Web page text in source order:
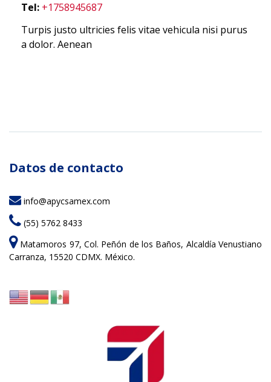
Tel: +1758945687
Turpis justo ultricies felis vitae vehicula nisi purus
a dolor. Aenean
Datos de contacto
info@apycsamex.com
(55) 5762 8433
Matamoros 97, Col. Peñón de los Baños, Alcaldía Venustiano
Carranza, 15520 CDMX. México.